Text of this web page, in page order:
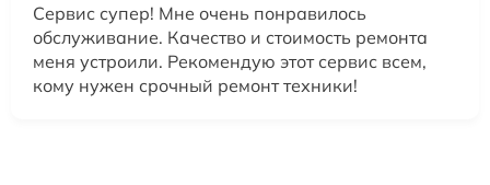
Сервис супер! Мне очень понравилось
обслуживание. Качество и стоимость ремонта
меня устроили. Рекомендую этот сервис всем,
кому нужен срочный ремонт техники!